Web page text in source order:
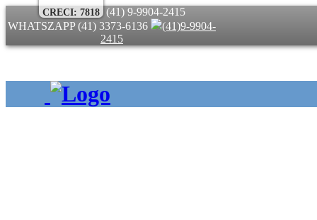
CRECI: 7818
(41) 9-9904-2415
WHATSZAPP (41) 3373-6136
(41)9-9904-
2415